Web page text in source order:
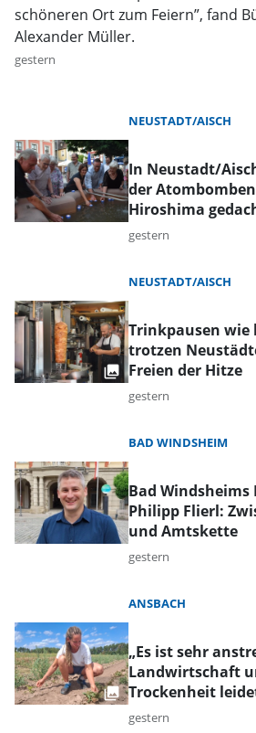
schöneren Ort zum Feiern”, fand
Alexander Müller.
gestern
NEUSTADT/AISCH
In Neustadt/
der
Hiroshima
gestern
NEUSTADT/AISCH
Trinkpausen wie
trotzen
Freien der Hitze
gestern
BAD WINDSHEIM
Bad
Philipp Flierl:
und Amtskette
gestern
ANSBACH
„Es ist sehr
Landwirtschaft
Trockenheit
gestern